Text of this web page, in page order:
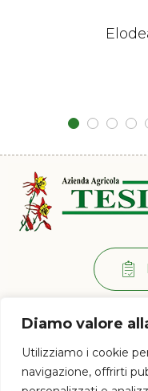
Diamo valore
Utilizziamo i cookie
navigazione, offrirti
Per info:
Via di Ramini,
Lun - Ven: